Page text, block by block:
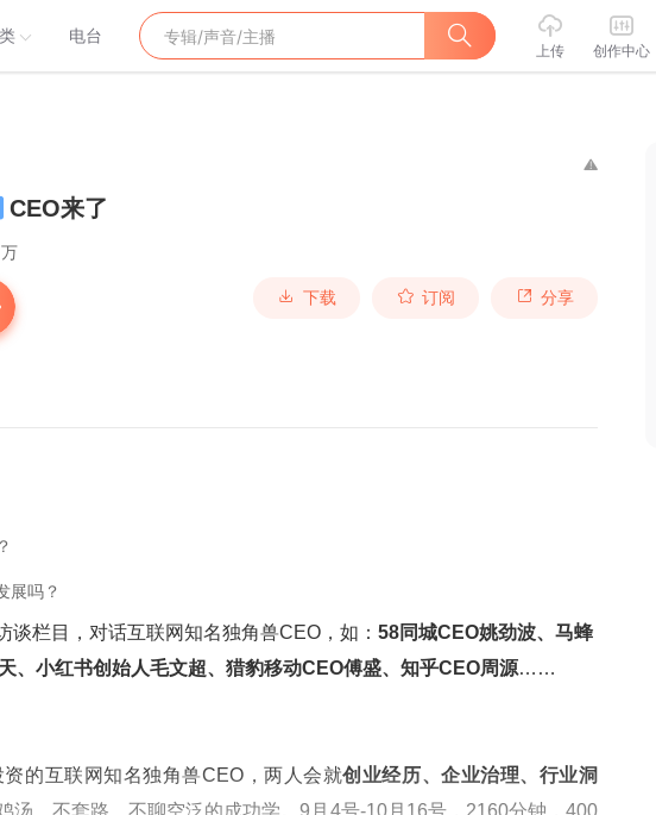
电台
上传 创作中心
CEO来了
下载 订阅 分享
展吗？
栏目，对话互联网知名独角兽CEO，如： 58同城CEO姚劲波、马蜂
、小红书创始人毛文超、猎豹移动CEO傅盛、知乎CEO周源……
的互联网知名独角兽CEO，两人会就创业经历、企业治理、行业洞
汤、不套路、不聊空泛的成功学。9月4号-10月16号，2160分钟，400